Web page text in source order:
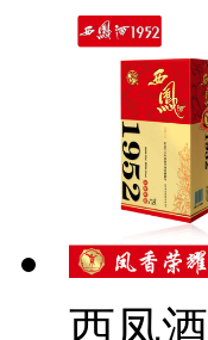
西凤